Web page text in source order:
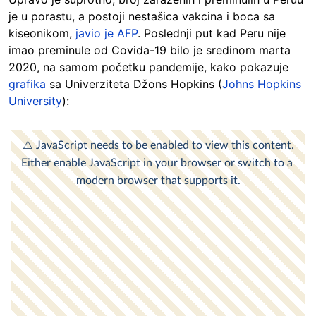
je u porastu, a postoji nestašica vakcina i boca sa
kiseonikom, javio je AFP. Poslednji put kad Peru nije
imao preminule od Covida-19 bilo je sredinom marta
2020, na samom početku pandemije, kako pokazuje
grafika sa Univerziteta Džons Hopkins (Johns Hopkins
University):